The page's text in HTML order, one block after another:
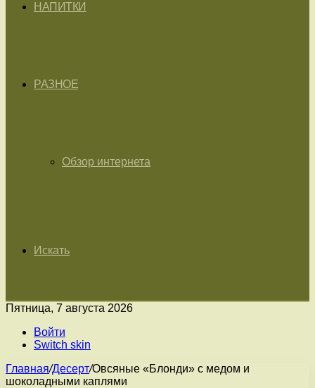
НАПИТКИ
РАЗНОЕ
Обзор интернета
Искать
Пятница, 7 августа 2026
Войти
Switch skin
Главная/Десерт/Овсяные «Блонди» с медом и
шоколадными каплями